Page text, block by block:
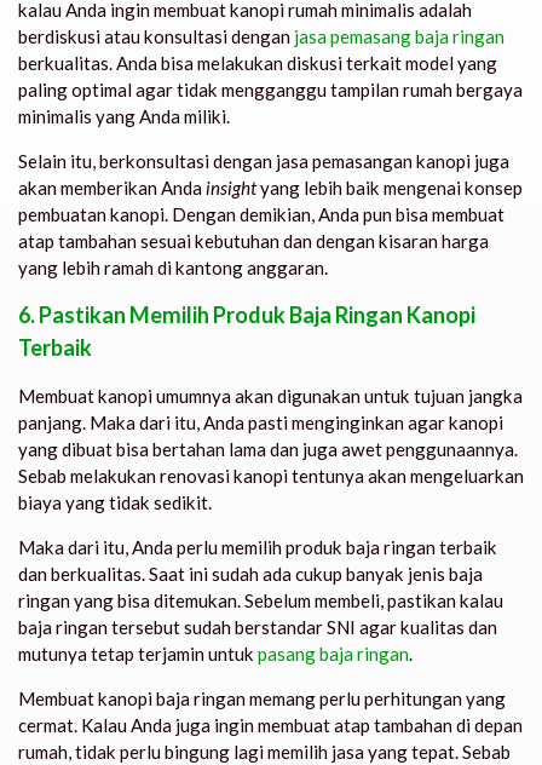
kalau Anda ingin membuat kanopi rumah minimalis adalah
berdiskusi atau konsultasi dengan jasa pemasang baja ringan
berkualitas. Anda bisa melakukan diskusi terkait model yang
paling optimal agar tidak mengganggu tampilan rumah bergaya
minimalis yang Anda miliki.
Selain itu, berkonsultasi dengan jasa pemasangan kanopi juga
akan memberikan Andainsightyang lebih baik mengenai konsep
pembuatan kanopi. Dengan demikian, Anda pun bisa membuat
atap tambahan sesuai kebutuhan dan dengan kisaran harga
yang lebih ramah di kantong anggaran.
6. Pastikan Memilih Produk Baja Ringan Kanopi
Terbaik
Membuat kanopi umumnya akan digunakan untuk tujuan jangka
panjang. Maka dari itu, Anda pasti menginginkan agar kanopi
yang dibuat bisa bertahan lama dan juga awet penggunaannya.
Sebab melakukan renovasi kanopi tentunya akan mengeluarkan
biaya yang tidak sedikit.
Maka dari itu, Anda perlu memilih produk baja ringan terbaik
dan berkualitas. Saat ini sudah ada cukup banyak jenis baja
ringan yang bisa ditemukan. Sebelum membeli, pastikan kalau
baja ringan tersebut sudah berstandar SNI agar kualitas dan
mutunya tetap terjamin untuk pasang baja ringan.
Membuat kanopi baja ringan memang perlu perhitungan yang
cermat. Kalau Anda juga ingin membuat atap tambahan di depan
rumah, tidak perlu bingung lagi memilih jasa yang tepat. Sebab